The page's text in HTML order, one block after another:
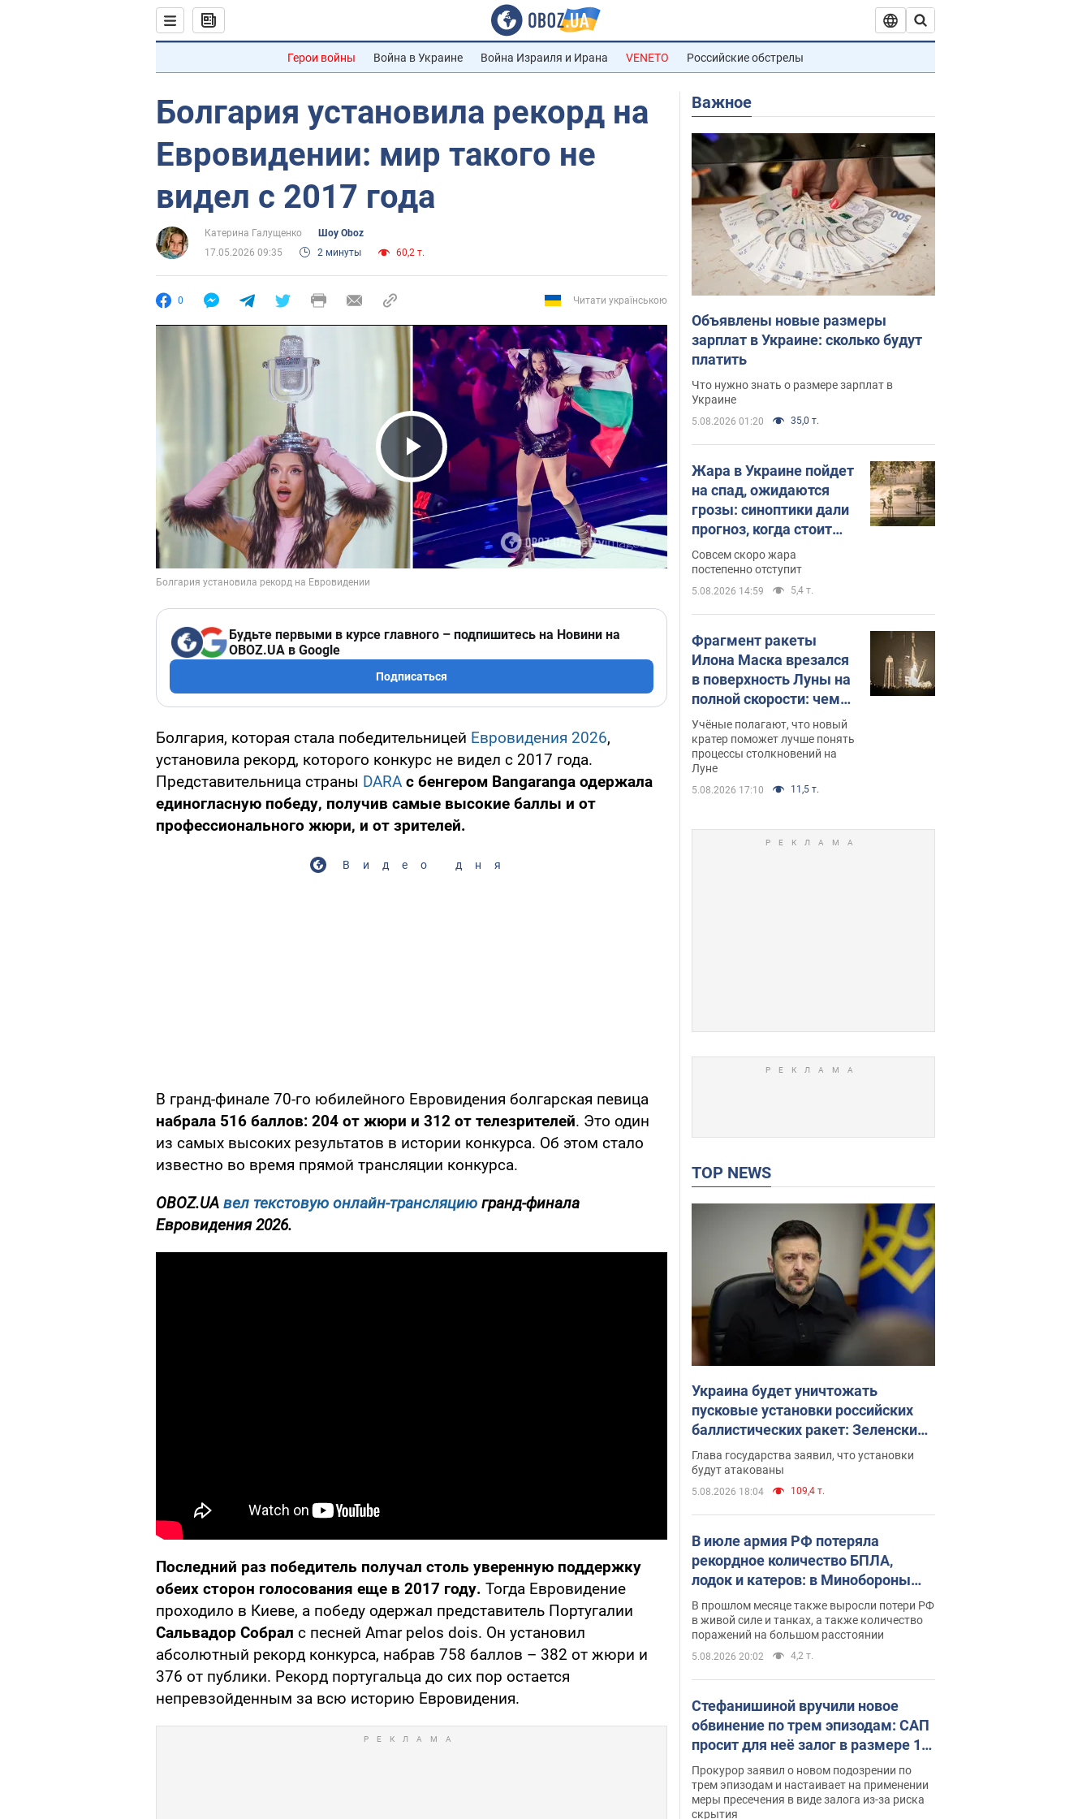
Герои войны Война в Украине Война Израиля и Ирана VENETO Российские обстрелы
Болгария установила рекорд на
Евровидении: мир такого не
видел с 2017 года
Катерина Галущенко
Шоу Oboz
17.05.2026 09:35
2 минуты 60,2 т.
0 Читати українською
Play Video
Будьте первыми в курсе главного – подпишитесь на Новини на
OBOZ.UA в Google
Подписаться
Болгария, которая стала победительницей Евровидения 2026,
установила рекорд, которого конкурс не видел с 2017 года.
Представительница страны DARA с бенгером Bangaranga одержала
единогласную победу, получив самые высокие баллы и от
профессионального жюри, и от зрителей.
Видео дня
В гранд-финале 70-го юбилейного Евровидения болгарская певица
набрала 516 баллов: 204 от жюри и 312 от телезрителей. Это один
из самых высоких результатов в истории конкурса. Об этом стало
известно во время прямой трансляции конкурса.
OBOZ.UA вел текстовую онлайн-трансляцию гранд-финала
Евровидения 2026.
Последний раз победитель получал столь уверенную поддержку
обеих сторон голосования еще в 2017 году. Тогда Евровидение
проходило в Киеве, а победу одержал представитель Португалии
Сальвадор Собрал с песней Amar pelos dois. Он установил
абсолютный рекорд конкурса, набрав 758 баллов – 382 от жюри и
376 от публики. Рекорд португальца до сих пор остается
непревзойденным за всю историю Евровидения.
Важное
Объявлены новые размеры
зарплат в Украине: сколько будут
платить
Что нужно знать о размере зарплат в
Украине
5.08.2026 01:20 35,0 т.
Жара в Украине пойдет
на спад, ожидаются
грозы: синоптики дали
прогноз, когда стоит
ожидать изменения
погоды
Совсем скоро жара
постепенно отступит
5.08.2026 14:59 5,4 т.
Фрагмент ракеты
Илона Маска врезался
в поверхность Луны на
полной скорости: чем
всё закончилось
Учёные полагают, что новый
кратер поможет лучше понять
процессы столкновений на
Луне
5.08.2026 17:10 11,5 т.
TOP NEWS
Украина будет уничтожать
пусковые установки российских
баллистических ракет: Зеленский
провел заседание СНБО
Глава государства заявил, что установки
будут атакованы
5.08.2026 18:04 109,4 т.
В июле армия РФ потеряла
рекордное количество БПЛА,
лодок и катеров: в Минобороны
обнародовали статистику
В прошлом месяце также выросли потери РФ
в живой силе и танках, а также количество
поражений на большом расстоянии
5.08.2026 20:02 4,2 т.
Стефанишиной вручили новое
обвинение по трем эпизодам: САП
просит для неё залог в размере 15
млн грн
Прокурор заявил о новом подозрении по
трем эпизодам и настаивает на применении
меры пресечения в виде залога из-за риска
скрытия